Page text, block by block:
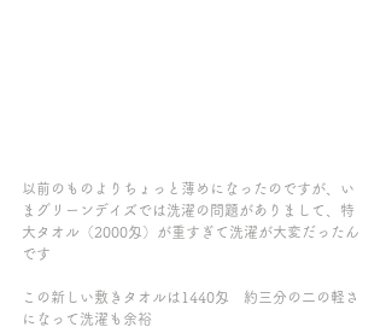
以前のものよりちょっと薄めになったのですが、い
まグリーンデイズでは洗濯の問題がありまして、特
大タオル（2000匁）が重すぎて洗濯が大変だったん
です
この新しい敷きタオルは1440匁　約三分の二の軽さ
になって洗濯も余裕